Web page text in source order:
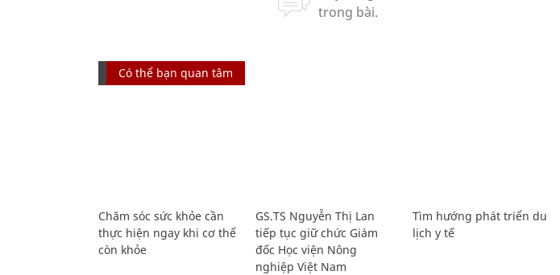
Có thể bạn quan tâm
Chăm sóc sức khỏe cần
thực hiện ngay khi cơ thể
còn khỏe
GS.TS Nguyễn Thị Lan
tiếp tục giữ chức Giám
đốc Học viện Nông
nghiệp Việt Nam
Tìm hướng phát triển du
lịch y tế